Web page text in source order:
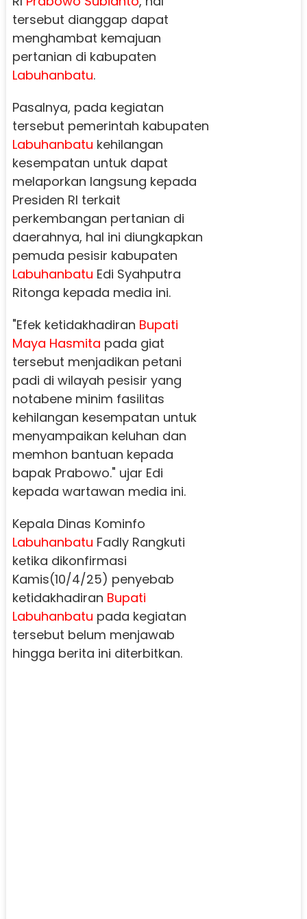
tersebut dianggap dapat
menghambat kemajuan
pertanian di kabupaten
Labuhanbatu.
Pasalnya, pada kegiatan
tersebut pemerintah kabupaten
Labuhanbatu kehilangan
kesempatan untuk dapat
melaporkan langsung kepada
Presiden RI terkait
perkembangan pertanian di
daerahnya, hal ini diungkapkan
pemuda pesisir kabupaten
Labuhanbatu Edi Syahputra
Ritonga kepada media ini.
"Efek ketidakhadiran Bupati
Maya Hasmita pada giat
tersebut menjadikan petani
padi di wilayah pesisir yang
notabene minim fasilitas
kehilangan kesempatan untuk
menyampaikan keluhan dan
memhon bantuan kepada
bapak Prabowo." ujar Edi
kepada wartawan media ini.
Kepala Dinas Kominfo
Labuhanbatu Fadly Rangkuti
ketika dikonfirmasi
Kamis(10/4/25) penyebab
ketidakhadiran Bupati
Labuhanbatu pada kegiatan
tersebut belum menjawab
hingga berita ini diterbitkan.